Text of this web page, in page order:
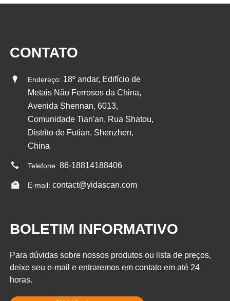
CONTATO
Endereço: 18º andar, Edifício de
Metais Não Ferrosos da China,
Avenida Shennan, 6013,
Comunidade Tian'an, Rua Shatou,
Distrito de Futian, Shenzhen,
China
Telefone: 86-18814188406
E-mail: contact@yidascan.com
BOLETIM INFORMATIVO
Para dúvidas sobre nossos produtos ou lista de preços,
deixe seu e-mail e entraremos em contato em até 24
horas.